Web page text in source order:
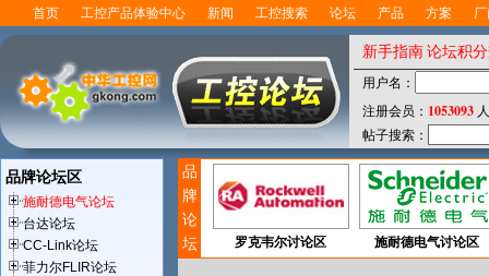
首页 工控产品体验中心 新闻 工控搜索 论坛 产品 方案
新手指南论坛积
用户名：
注册会员： 1053093
帖子搜索：
品牌论坛区
施耐德电气论坛
台达论坛
CC-Link论坛
菲力尔FLIR论坛
品
牌
论
坛
罗克韦尔讨论区 施耐德电气讨论区